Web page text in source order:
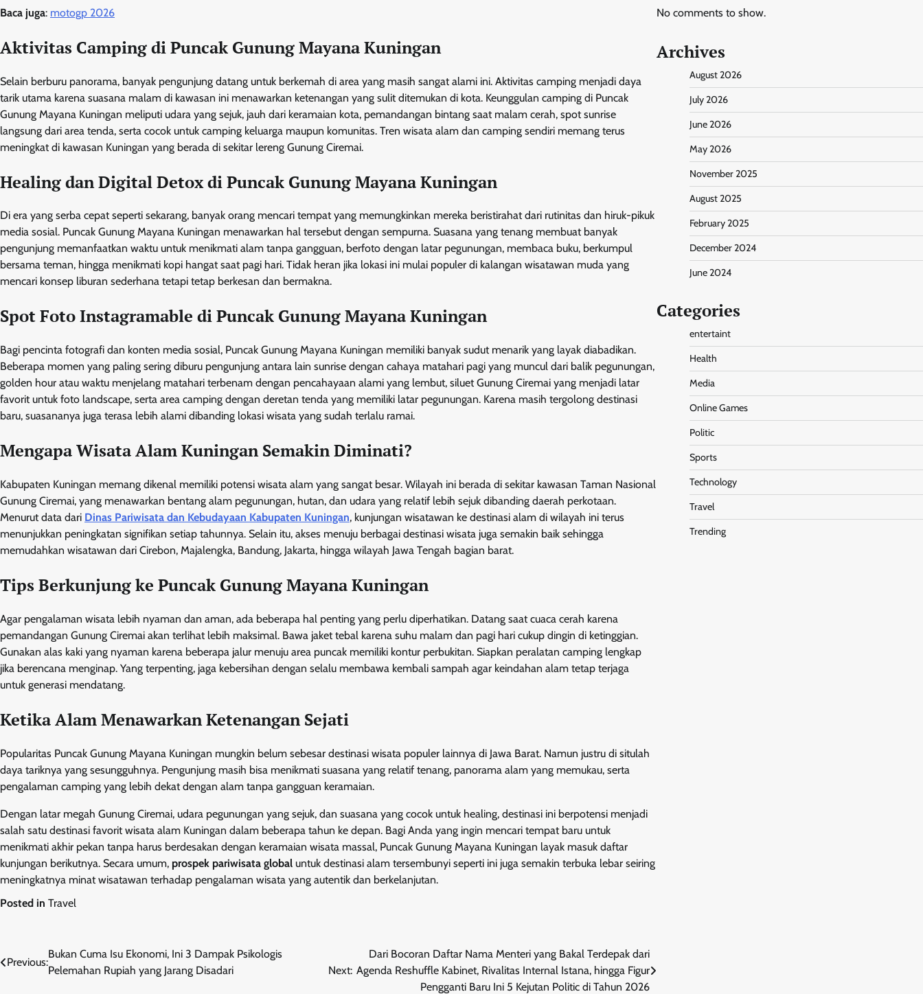
Baca juga: motogp 2026
Aktivitas Camping di Puncak Gunung Mayana Kuningan
Selain berburu panorama, banyak pengunjung datang untuk berkemah di area yang masih sangat alami ini. Aktivitas camping menjadi daya
tarik utama karena suasana malam di kawasan ini menawarkan ketenangan yang sulit ditemukan di kota. Keunggulan camping di Puncak
Gunung Mayana Kuningan meliputi udara yang sejuk, jauh dari keramaian kota, pemandangan bintang saat malam cerah, spot sunrise
langsung dari area tenda, serta cocok untuk camping keluarga maupun komunitas. Tren wisata alam dan camping sendiri memang terus
meningkat di kawasan Kuningan yang berada di sekitar lereng Gunung Ciremai.
Healing dan Digital Detox di Puncak Gunung Mayana Kuningan
Di era yang serba cepat seperti sekarang, banyak orang mencari tempat yang memungkinkan mereka beristirahat dari rutinitas dan hiruk-pikuk
media sosial. Puncak Gunung Mayana Kuningan menawarkan hal tersebut dengan sempurna. Suasana yang tenang membuat banyak
pengunjung memanfaatkan waktu untuk menikmati alam tanpa gangguan, berfoto dengan latar pegunungan, membaca buku, berkumpul
bersama teman, hingga menikmati kopi hangat saat pagi hari. Tidak heran jika lokasi ini mulai populer di kalangan wisatawan muda yang
mencari konsep liburan sederhana tetapi tetap berkesan dan bermakna.
Spot Foto Instagramable di Puncak Gunung Mayana Kuningan
Bagi pencinta fotografi dan konten media sosial, Puncak Gunung Mayana Kuningan memiliki banyak sudut menarik yang layak diabadikan.
Beberapa momen yang paling sering diburu pengunjung antara lain sunrise dengan cahaya matahari pagi yang muncul dari balik pegunungan,
golden hour atau waktu menjelang matahari terbenam dengan pencahayaan alami yang lembut, siluet Gunung Ciremai yang menjadi latar
favorit untuk foto landscape, serta area camping dengan deretan tenda yang memiliki latar pegunungan. Karena masih tergolong destinasi
baru, suasananya juga terasa lebih alami dibanding lokasi wisata yang sudah terlalu ramai.
Mengapa Wisata Alam Kuningan Semakin Diminati?
Kabupaten Kuningan memang dikenal memiliki potensi wisata alam yang sangat besar. Wilayah ini berada di sekitar kawasan Taman Nasional
Gunung Ciremai, yang menawarkan bentang alam pegunungan, hutan, dan udara yang relatif lebih sejuk dibanding daerah perkotaan.
Menurut data dari Dinas Pariwisata dan Kebudayaan Kabupaten Kuningan, kunjungan wisatawan ke destinasi alam di wilayah ini terus
menunjukkan peningkatan signifikan setiap tahunnya. Selain itu, akses menuju berbagai destinasi wisata juga semakin baik sehingga
memudahkan wisatawan dari Cirebon, Majalengka, Bandung, Jakarta, hingga wilayah Jawa Tengah bagian barat.
Tips Berkunjung ke Puncak Gunung Mayana Kuningan
Agar pengalaman wisata lebih nyaman dan aman, ada beberapa hal penting yang perlu diperhatikan. Datang saat cuaca cerah karena
pemandangan Gunung Ciremai akan terlihat lebih maksimal. Bawa jaket tebal karena suhu malam dan pagi hari cukup dingin di ketinggian.
Gunakan alas kaki yang nyaman karena beberapa jalur menuju area puncak memiliki kontur perbukitan. Siapkan peralatan camping lengkap
jika berencana menginap. Yang terpenting, jaga kebersihan dengan selalu membawa kembali sampah agar keindahan alam tetap terjaga
untuk generasi mendatang.
Ketika Alam Menawarkan Ketenangan Sejati
Popularitas Puncak Gunung Mayana Kuningan mungkin belum sebesar destinasi wisata populer lainnya di Jawa Barat. Namun justru di situlah
daya tariknya yang sesungguhnya. Pengunjung masih bisa menikmati suasana yang relatif tenang, panorama alam yang memukau, serta
pengalaman camping yang lebih dekat dengan alam tanpa gangguan keramaian.
Dengan latar megah Gunung Ciremai, udara pegunungan yang sejuk, dan suasana yang cocok untuk healing, destinasi ini berpotensi menjadi
salah satu destinasi favorit wisata alam Kuningan dalam beberapa tahun ke depan. Bagi Anda yang ingin mencari tempat baru untuk
menikmati akhir pekan tanpa harus berdesakan dengan keramaian wisata massal, Puncak Gunung Mayana Kuningan layak masuk daftar
kunjungan berikutnya. Secara umum, prospek pariwisata global untuk destinasi alam tersembunyi seperti ini juga semakin terbuka lebar seiring
meningkatnya minat wisatawan terhadap pengalaman wisata yang autentik dan berkelanjutan.
Posted in Travel
Post
navigation
Previous:
Bukan Cuma Isu Ekonomi, Ini 3 Dampak Psikologis
Pelemahan Rupiah yang Jarang Disadari
Next:
Dari Bocoran Daftar Nama Menteri yang Bakal Terdepak dari
Agenda Reshuffle Kabinet, Rivalitas Internal Istana, hingga Figur
Pengganti Baru Ini 5 Kejutan Politic di Tahun 2026
No comments to show.
Archives
August 2026
July 2026
June 2026
May 2026
November 2025
August 2025
February 2025
December 2024
June 2024
Categories
entertaint
Health
Media
Online Games
Politic
Sports
Technology
Travel
Trending